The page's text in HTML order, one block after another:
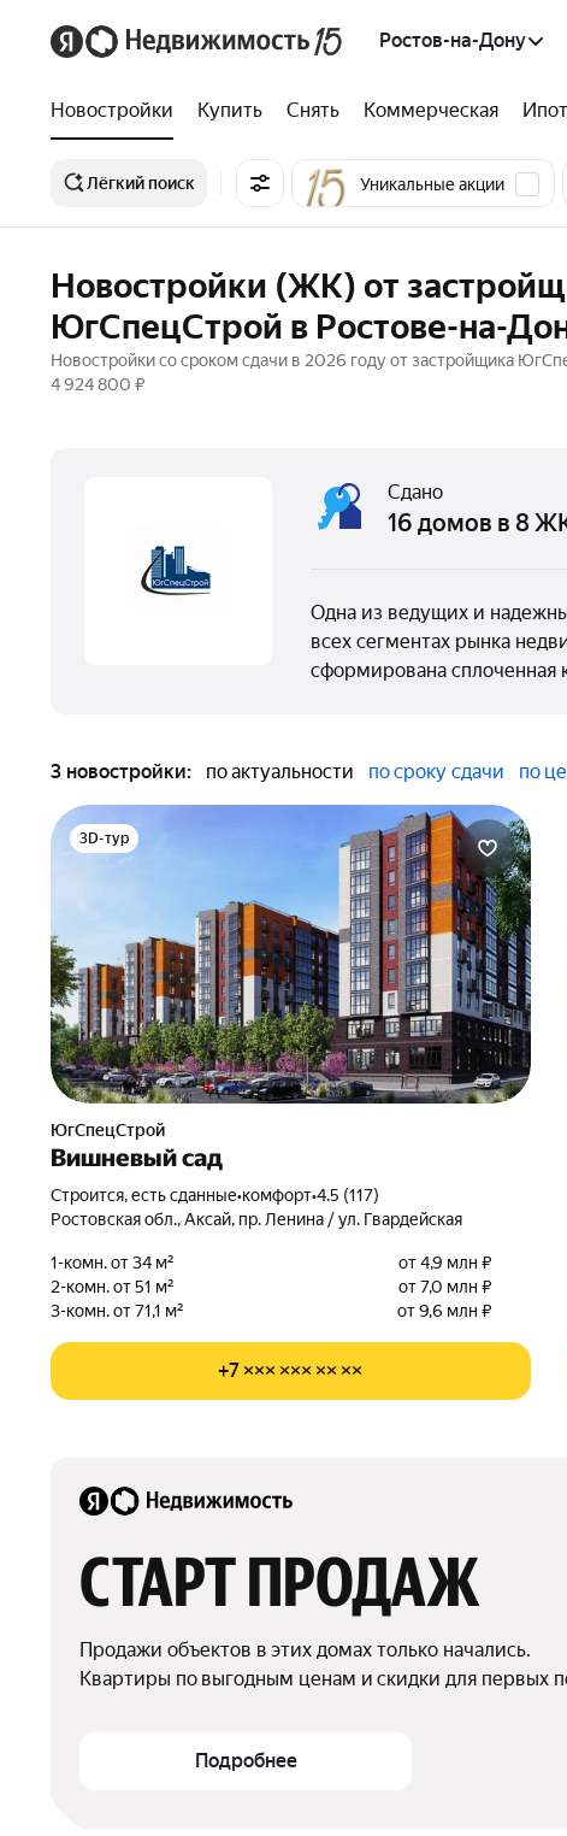
Ростов-на-Дону
Новостройки Купить Снять Коммерческая
Лёгкий поиск Уникальные акции
Новостройки (ЖК) от
ЮгСпецСтрой в Ростове-на-
Новостройки со сроком сдачи в 2026 году от застройщика
4 924 800 ₽
Сдано
16 домов в 8
Одна из ведущих и
всех сегментах рынка
сформирована сплоченная
3 новостройки: по актуальности по сроку сдачи по
3D-тур
ЮгСпецСтрой
Вишневый сад
Строится, есть сданные•комфорт•4.5 (117)
Ростовская обл., Аксай, пр. Ленина / ул. Гвардейская
1-комн. от 34 м²
от 4,9 млн ₽
2-комн. от 51 м²
от 7,0 млн ₽
3-комн. от 71,1 м²
от 9,6 млн ₽
+7 ××× ××× ×× ××
СТАРТ ПРОДАЖ
Продажи объектов в этих домах только начались.
Квартиры по выгодным ценам и скидки для первых
Подробнее